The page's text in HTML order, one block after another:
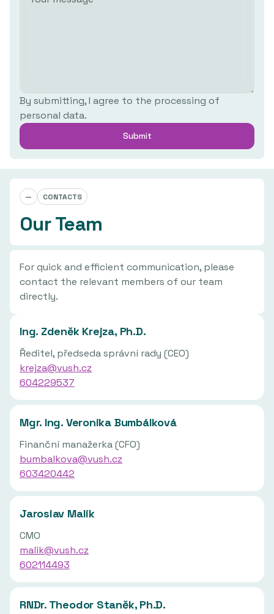
By submitting, I agree to the processing of
personal data.
— CONTACTS
Our Team
For quick and efficient communication, please
contact the relevant members of our team
directly.
Ing. Zdeněk Krejza, Ph.D.
Ředitel, předseda správní rady (CEO)
krejza@vush.cz
604229537
Mgr. Ing. Veronika Bumbálková
Finanční manažerka (CFO)
bumbalkova@vush.cz
603420442
Jaroslav Malík
CMO
malik@vush.cz
602114493
RNDr. Theodor Staněk, Ph.D.